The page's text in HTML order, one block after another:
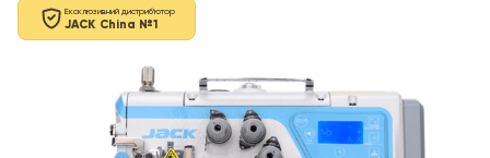
Ексклюзивний дистриб'ютор
JACK China №1